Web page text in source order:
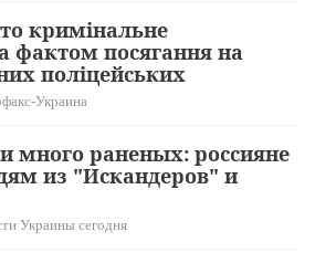
кримінальне
фактом посягання на
поліцейських
Украина
много раненых: россияне
из "Искандеров" и
Украины сегодня